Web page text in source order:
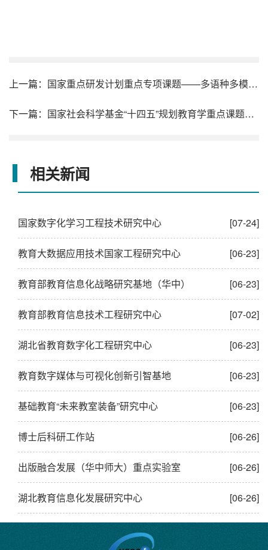
上一篇： 国家重点研发计划重点专项课题——多语种多模态语料库众智化生成与虚拟交互系统
下一篇： 国家社会科学基金“十四五”规划教育学重点课题——智能技术赋能教育评价改革研究
相关新闻
[07-24]
国家数字化学习工程技术研究中心
[06-23]
教育大数据应用技术国家工程研究中心
[06-23]
教育部教育信息化战略研究基地（华中）
[07-02]
教育部教育信息技术工程研究中心
[06-23]
湖北省教育数字化工程研究中心
[06-23]
教育数字媒体与可视化创新引智基地
[06-23]
基础教育“未来教室装备”研究中心
[06-26]
博士后科研工作站
[06-26]
出版融合发展（华中师大）重点实验室
[06-26]
湖北教育信息化发展研究中心